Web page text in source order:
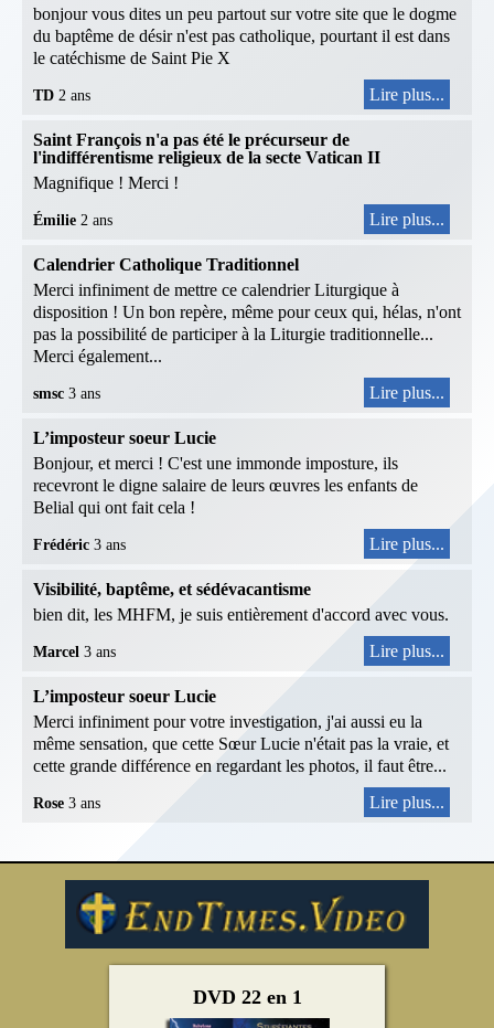
bonjour vous dites un peu partout sur votre site que le dogme
du baptême de désir n'est pas catholique, pourtant il est dans
le catéchisme de Saint Pie X
TD 2 ans Lire plus...
Saint François n'a pas été le précurseur de
l'indifférentisme religieux de la secte Vatican II
Magnifique ! Merci !
Émilie 2 ans Lire plus...
Calendrier Catholique Traditionnel
Merci infiniment de mettre ce calendrier Liturgique à
disposition ! Un bon repère, même pour ceux qui, hélas, n'ont
pas la possibilité de participer à la Liturgie traditionnelle...
Merci également...
smsc 3 ans Lire plus...
L’imposteur soeur Lucie
Bonjour, et merci ! C'est une immonde imposture, ils
recevront le digne salaire de leurs œuvres les enfants de
Belial qui ont fait cela !
Frédéric 3 ans Lire plus...
Visibilité, baptême, et sédévacantisme
bien dit, les MHFM, je suis entièrement d'accord avec vous.
Marcel 3 ans Lire plus...
L’imposteur soeur Lucie
Merci infiniment pour votre investigation, j'ai aussi eu la
même sensation, que cette Sœur Lucie n'était pas la vraie, et
cette grande différence en regardant les photos, il faut être...
Rose 3 ans Lire plus...
DVD 22 en 1